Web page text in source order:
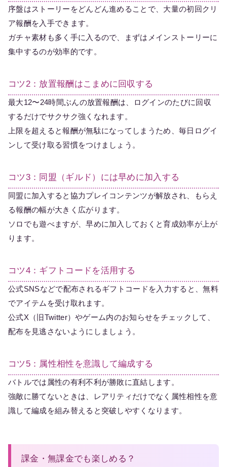
序盤はストーリーをどんどん進めることで、大量の初回クリ
ア報酬を入手できます。
ガチャ素材も多く手に入るので、まずはメインストーリーに
集中するのが効率的です。
コツ2：放置報酬はこまめに回収する
最大12〜24時間ぶんの放置報酬は、ログインのたびに回収
するだけでサクサク強くなれます。
上限を超えると報酬が無駄になってしまうため、毎日ログイ
ンして受け取る習慣をつけましょう。
コツ3：同盟（ギルド）には早めに加入する
同盟に加入すると協力プレイコンテンツが解放され、もらえ
る報酬の幅が大きく広がります。
ソロでも遊べますが、早めに加入しておくと育成効率が上が
ります。
コツ4：ギフトコードを活用する
公式SNSなどで配布されるギフトコードを入力すると、無料
でアイテムを受け取れます。
公式X（旧Twitter）やゲーム内のお知らせをチェックして、
配布を見逃さないようにしましょう。
コツ5：属性相性を意識して編成する
バトルでは属性の有利不利が勝敗に直結します。
強敵に勝てないときは、レアリティだけでなく属性相性を意
識して編成を組み替えると突破しやすくなります。
課金・無課金でも楽しめる？